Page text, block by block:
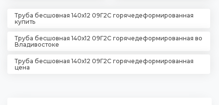
Труба бесшовная 140х12 09Г2С горячедеформированная
купить
Труба бесшовная 140х12 09Г2С горячедеформированная во
Владивостоке
Труба бесшовная 140х12 09Г2С горячедеформированная
цена